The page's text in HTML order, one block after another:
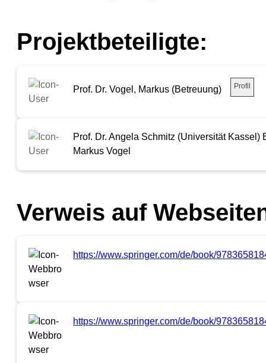
Projektbeteiligte:
Prof. Dr. Vogel, Markus (Betreuung) Profil
Prof. Dr. Angela Schmitz (Universität Kassel)
Markus Vogel
Verweis auf
https://www.springer.com/de/book/
https://www.springer.com/de/book/